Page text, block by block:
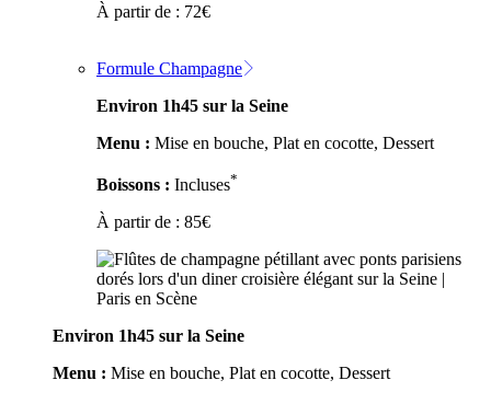
À partir de : 72€
Formule Champagne
Environ 1h45 sur la Seine
Menu : Mise en bouche, Plat en cocotte, Dessert
Boissons : Incluses*
À partir de : 85€
Environ 1h45 sur la Seine
Menu : Mise en bouche, Plat en cocotte, Dessert